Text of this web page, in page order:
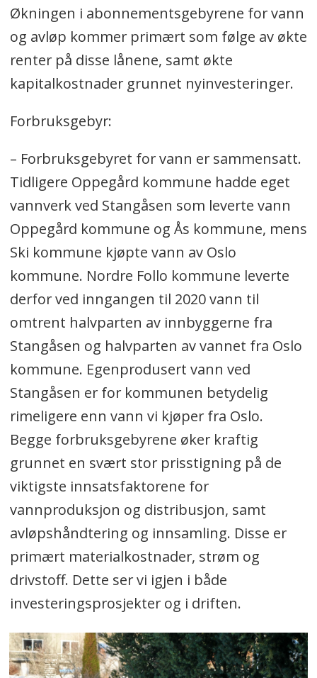
Økningen i abonnementsgebyrene for vann
og avløp kommer primært som følge av økte
renter på disse lånene, samt økte
kapitalkostnader grunnet nyinvesteringer.
Forbruksgebyr:
– Forbruksgebyret for vann er sammensatt.
Tidligere Oppegård kommune hadde eget
vannverk ved Stangåsen som leverte vann
Oppegård kommune og Ås kommune, mens
Ski kommune kjøpte vann av Oslo
kommune. Nordre Follo kommune leverte
derfor ved inngangen til 2020 vann til
omtrent halvparten av innbyggerne fra
Stangåsen og halvparten av vannet fra Oslo
kommune. Egenprodusert vann ved
Stangåsen er for kommunen betydelig
rimeligere enn vann vi kjøper fra Oslo.
Begge forbruksgebyrene øker kraftig
grunnet en svært stor prisstigning på de
viktigste innsatsfaktorene for
vannproduksjon og distribusjon, samt
avløpshåndtering og innsamling. Disse er
primært materialkostnader, strøm og
drivstoff. Dette ser vi igjen i både
investeringsprosjekter og i driften.